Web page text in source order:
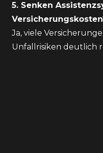
5. Senken
Ja, viele
Unfallrisiken deutlich